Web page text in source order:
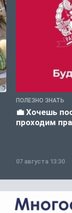
ПОЛЕЗНО ЗНАТЬ
💼 Хочешь
проходим
07 августа 13:30